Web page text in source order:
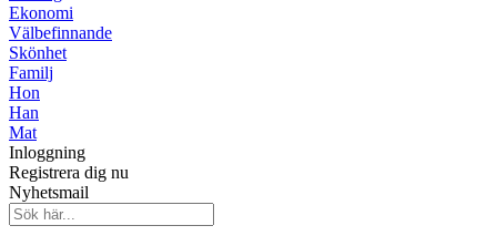
Ekonomi
Välbefinnande
Skönhet
Familj
Hon
Han
Mat
Inloggning
Registrera dig nu
Nyhetsmail